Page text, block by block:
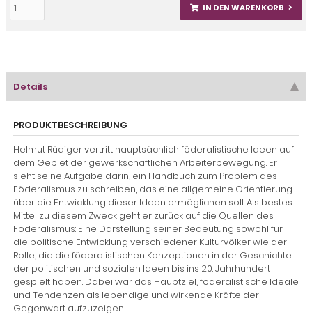
IN DEN WARENKORB
Details
PRODUKTBESCHREIBUNG
Helmut Rüdiger vertritt hauptsächlich föderalistische Ideen auf
dem Gebiet der gewerkschaftlichen Arbeiterbewegung. Er
sieht seine Aufgabe darin, ein Handbuch zum Problem des
Föderalismus zu schreiben, das eine allgemeine Orientierung
über die Entwicklung dieser Ideen ermöglichen soll. Als bestes
Mittel zu diesem Zweck geht er zurück auf die Quellen des
Föderalismus: Eine Darstellung seiner Bedeutung sowohl für
die politische Entwicklung verschiedener Kulturvölker wie der
Rolle, die die föderalistischen Konzeptionen in der Geschichte
der politischen und sozialen Ideen bis ins 20. Jahrhundert
gespielt haben. Dabei war das Hauptziel, föderalistische Ideale
und Tendenzen als lebendige und wirkende Kräfte der
Gegenwart aufzuzeigen.